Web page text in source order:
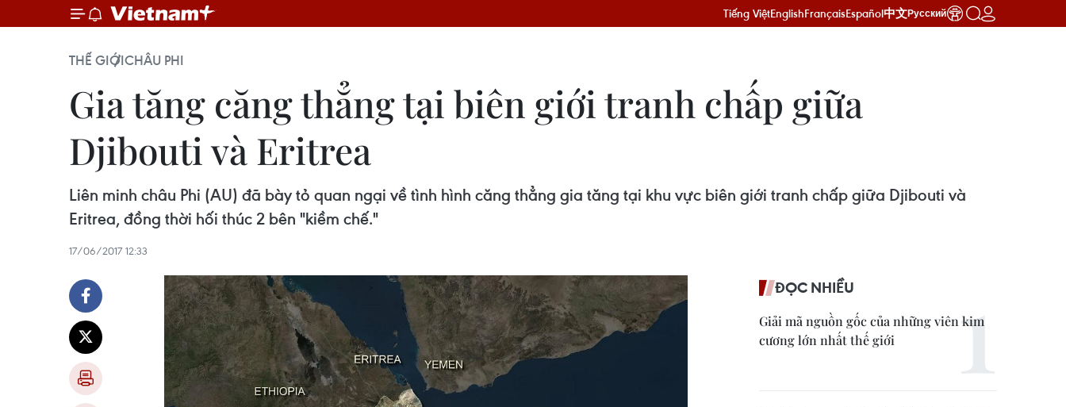
Tiếng ViệtEnglishFrançaisEspañol中文Русский
THẾ GIỚICHÂU PHI
Gia tăng căng thẳng tại biên giới tranh chấp giữa
Djibouti và Eritrea
Liên minh châu Phi (AU) đã bày tỏ quan ngại về tình hình căng thẳng gia tăng tại khu vực biên giới tranh chấp giữa Djibouti và
Eritrea, đồng thời hối thúc 2 bên "kiềm chế."
17/06/2017 12:33
ĐỌC NHIỀU
Giải mã nguồn gốc của những viên kim
cương lớn nhất thế giới